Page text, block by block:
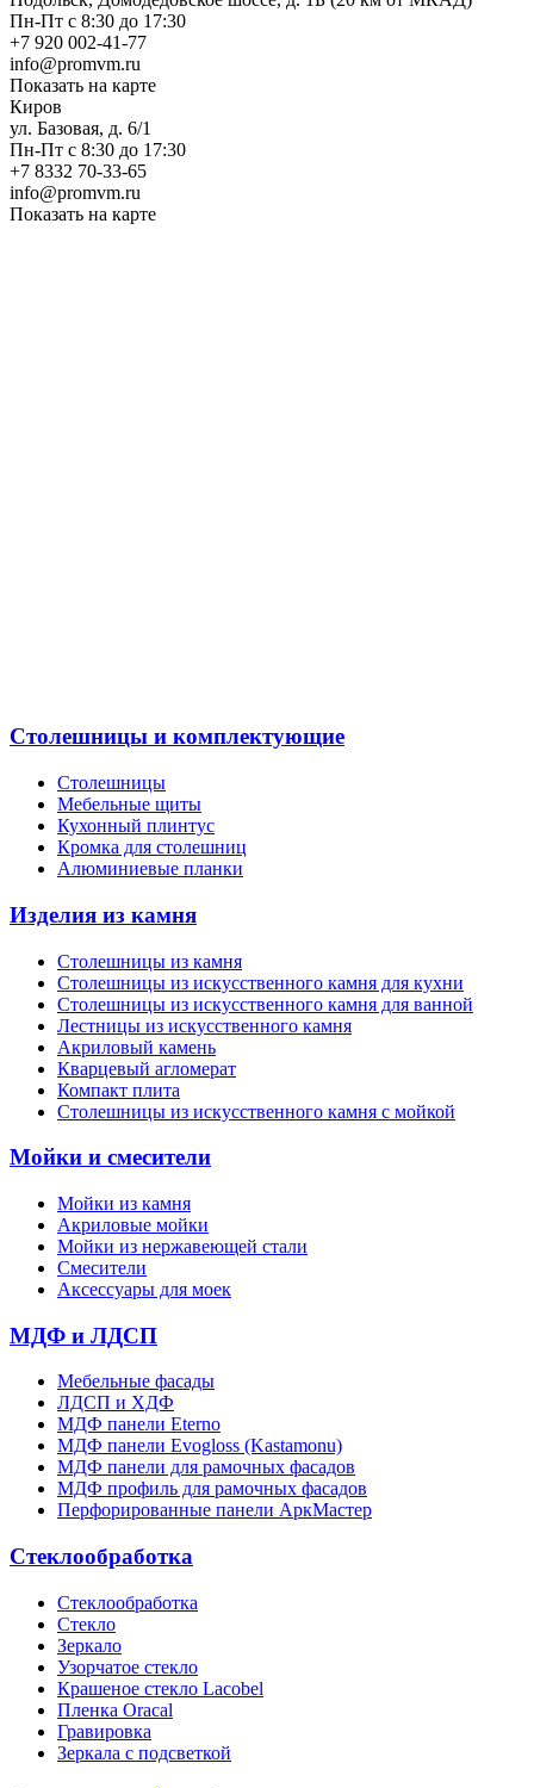
Пн-Пт с 8:30 до 17:30
+7 920 002-41-77
info@promvm.ru
Показать на карте
Киров
ул. Базовая, д. 6/1
Пн-Пт с 8:30 до 17:30
+7 8332 70-33-65
info@promvm.ru
Показать на карте
Столешницы и комплектующие
Столешницы
Мебельные щиты
Кухонный плинтус
Кромка для столешниц
Алюминиевые планки
Изделия из камня
Столешницы из камня
Cтолешницы из искусственного камня для кухни
Cтолешницы из искусственного камня для ванной
Лестницы из искусственного камня
Акриловый камень
Кварцевый агломерат
Компакт плита
Столешницы из искусственного камня с мойкой
Мойки и смесители
Мойки из камня
Акриловые мойки
Мойки из нержавеющей стали
Смесители
Аксессуары для моек
МДФ и ЛДСП
Мебельные фасады
ЛДСП и ХДФ
МДФ панели Eterno
МДФ панели Evogloss (Kastamonu)
МДФ панели для рамочных фасадов
МДФ профиль для рамочных фасадов
Перфорированные панели АркМастер
Стеклообработка
Стеклообработка
Стекло
Зеркало
Узорчатое стекло
Крашеное стекло Lacobel
Пленка Oracal
Гравировка
Зеркала с подсветкой